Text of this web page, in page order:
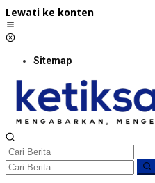
Lewati ke konten
Sitemap